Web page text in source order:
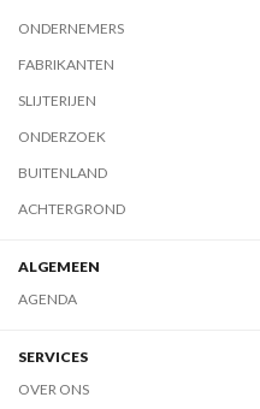
ONDERNEMERS
FABRIKANTEN
SLIJTERIJEN
ONDERZOEK
BUITENLAND
ACHTERGROND
ALGEMEEN
AGENDA
SERVICES
OVER ONS